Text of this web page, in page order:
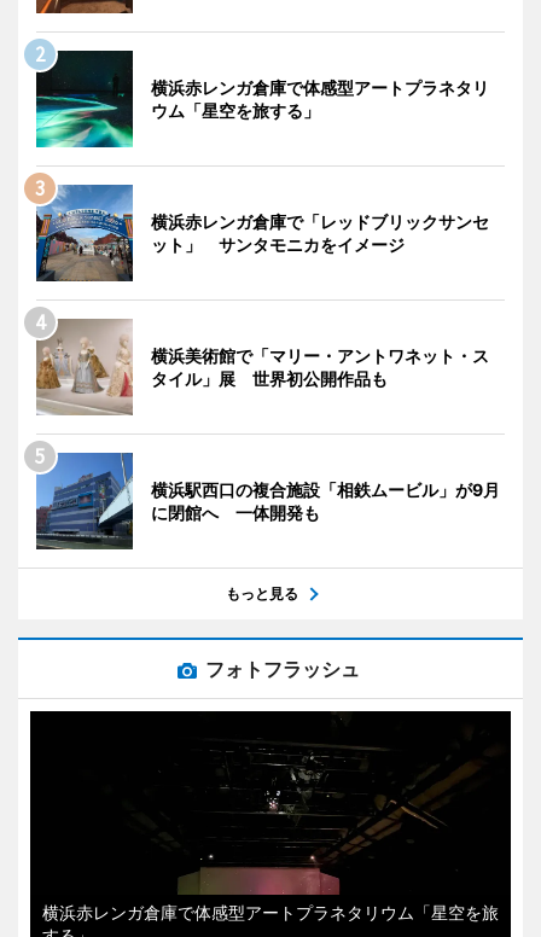
横浜赤レンガ倉庫で体感型アートプラネタリ
ウム「星空を旅する」
横浜赤レンガ倉庫で「レッドブリックサンセ
ット」 サンタモニカをイメージ
横浜美術館で「マリー・アントワネット・ス
タイル」展 世界初公開作品も
横浜駅西口の複合施設「相鉄ムービル」が9月
に閉館へ 一体開発も
もっと見る
フォトフラッシュ
横浜赤レンガ倉庫で体感型アートプラネタリウム「星空を旅